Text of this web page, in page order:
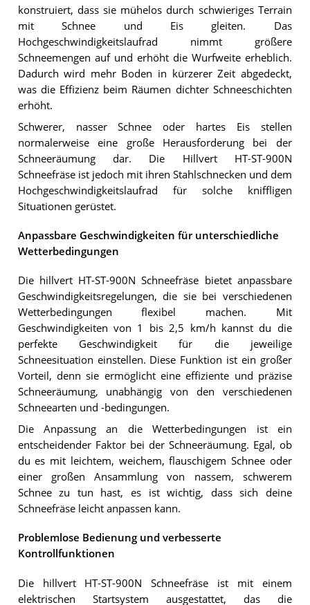
konstruiert, dass sie mühelos durch schwieriges Terrain
mit Schnee und Eis gleiten. Das
Hochgeschwindigkeitslaufrad nimmt größere
Schneemengen auf und erhöht die Wurfweite erheblich.
Dadurch wird mehr Boden in kürzerer Zeit abgedeckt,
was die Effizienz beim Räumen dichter Schneeschichten
erhöht.
Schwerer, nasser Schnee oder hartes Eis stellen
normalerweise eine große Herausforderung bei der
Schneeräumung dar. Die Hillvert HT-ST-900N
Schneefräse ist jedoch mit ihren Stahlschnecken und dem
Hochgeschwindigkeitslaufrad für solche kniffligen
Situationen gerüstet.
Anpassbare Geschwindigkeiten für unterschiedliche
Wetterbedingungen
Die hillvert HT-ST-900N Schneefräse bietet anpassbare
Geschwindigkeitsregelungen, die sie bei verschiedenen
Wetterbedingungen flexibel machen. Mit
Geschwindigkeiten von 1 bis 2,5 km/h kannst du die
perfekte Geschwindigkeit für die jeweilige
Schneesituation einstellen. Diese Funktion ist ein großer
Vorteil, denn sie ermöglicht eine effiziente und präzise
Schneeräumung, unabhängig von den verschiedenen
Schneearten und -bedingungen.
Die Anpassung an die Wetterbedingungen ist ein
entscheidender Faktor bei der Schneeräumung. Egal, ob
du es mit leichtem, weichem, flauschigem Schnee oder
einer großen Ansammlung von nassem, schwerem
Schnee zu tun hast, es ist wichtig, dass sich deine
Schneefräse leicht anpassen kann.
Problemlose Bedienung und verbesserte
Kontrollfunktionen
Die hillvert HT-ST-900N Schneefräse ist mit einem
elektrischen Startsystem ausgestattet, das die